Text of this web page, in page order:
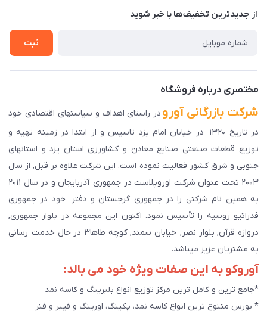
درباره ما
راهنمای ثبت سفارش
سوالات متداول
از جدید‌ترین تخفیف‌ها با‌ خبر شوید
ثبت
مختصری درباره فروشگاه
شرکت بازرگانی آورو در راستای اهداف و سیاستهای اقتصادی خود
در تاریخ ۱۳۲۰ در خیابان امام یزد تاسیس و از ابتدا در زمینه تهیه و
توزیع قطعات صنعتی صنایع معادن و کشاورزی استان یزد و استانهای
جنوبی و شرق کشور فعالیت نموده است. این شرکت علاوه بر قبل, از سال
۲۰۰۳ تحت عنوان شرکت اوروپلاست در جمهوری آذربایجان و در سال ۲۰۱۱
به همین نام شرکتی را در جمهوری گرجستان و دفتر خود در جمهوری
فدراتیو روسیه را تأسیس نمود. اکنون این مجموعه در بلوار جمهوری,
دروازه قرآن, بلوار نصر, خیابان سمند, کوچه طاها۳ در حال خدمت رسانی
به مشتریان عزیز میباشد.
آوروکو به این صفات ویژه خود می بالد:
*جامع ترین و کامل ترین مرکز توزیع انواع بلبرینگ و کاسه نمد
* بورس متنوع ترین انواع کاسه نمد، پکینگ، اورینگ و فیبر و فنر